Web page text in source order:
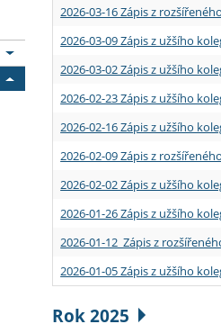
2026-03-16 Zápis z
2026-03-09 Zápis z užšího
2026-03-02 Zápis z užšího
2026-02-23 Zápis z užšího
2026-02-16 Zápis z užšího
2026-02-09 Zápis z
2026-02-02 Zápis z užšího
2026-01-26 Zápis z užšího
2026-01-12 Zápis z
2026-01-05 Zápis z užšího
Rok 2025